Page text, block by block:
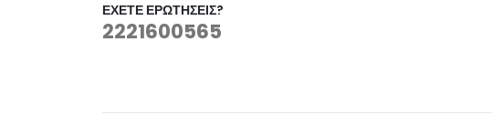
ΈΧΕΤΕ ΕΡΩΤΉΣΕΙΣ?
2221600565